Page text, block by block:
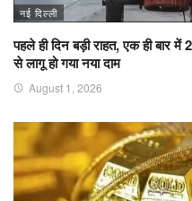
नई दिल्ली
पहले ही दिन बड़ी राहत, एक ही
से लागू हो गया नया दाम
August 1, 2026